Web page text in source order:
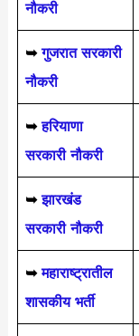
नौकरी
➥ गुजरात सरकारी
नौकरी
➥हरियाणा
सरकारी नौकरी
➥ झारखंड
सरकारी नौकरी
➥ महाराष्ट्रातील
शासकीय भर्ती